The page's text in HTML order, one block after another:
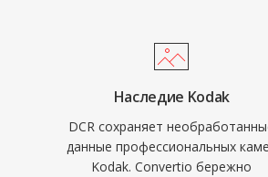
Наследие Kodak
DCR сохраняет
данные профессиональных
Kodak. Convertio бережно